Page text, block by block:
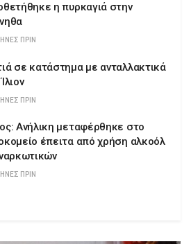
η πυρκαγιά στην
ΠΡΙΝ
σε κατάστημα με ανταλλακτικά
ΠΡΙΝ
Ανήλικη μεταφέρθηκε στο
έπειτα από χρήση αλκοόλ
ΠΡΙΝ